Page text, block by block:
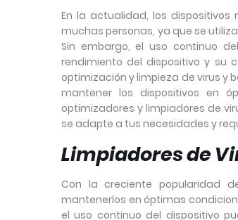
En la actualidad, los
muchas personas, ya que se
Sin embargo, el uso continuo
rendimiento del dispositivo y su
optimización y limpieza de virus y
mantener los dispositivos en
optimizadores y limpiadores de
se adapte a tus necesidades y
Limpiadores de
Con la creciente popularidad
mantenerlos en óptimas
el uso continuo del dispositivo